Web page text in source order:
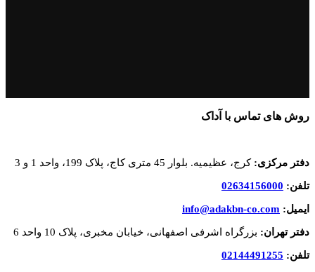
روش های تماس با آداک
دفتر مرکزی: کرج، عظیمیه. بلوار 45 متری کاج، پلاک 199، واحد 1 و 3
تلفن: 02634156000
ایمیل: info@adakbn-co.com
دفتر تهران: بزرگراه اشرفی اصفهانی، خیابان مخبری، پلاک 10 واحد 6
تلفن: 02144491255